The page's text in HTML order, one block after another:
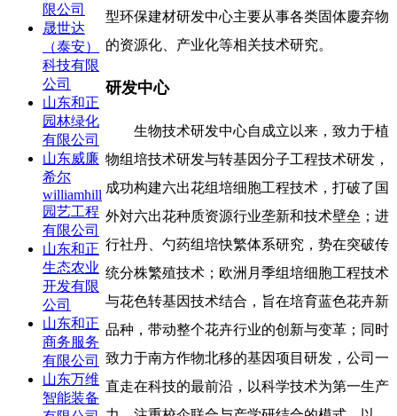
限公司
晟世达
（泰安）
科技有限
公司
山东和正
园林绿化
有限公司
山东威廉
希尔
williamhill
园艺工程
有限公司
山东和正
生态农业
开发有限
公司
山东和正
商务服务
有限公司
山东万维
智能装备
型环保建材研发中心主要从事各类固体慶弃物
的资源化、产业化等相关技术研究。
研发中心
生物技术研发中心自成立以来，致力于植
物组培技术研发与转基因分子工程技术研发，
成功构建六出花组培细胞工程技术，打破了国
外対六出花种质资源行业垄新和技术壁垒；进
行社丹、勺药组培快繁体系研究，势在突破传
统分株繁殖技术；欧洲月季组培细胞工程技术
与花色转基因技术结合，旨在培育蓝色花卉新
品种，带动整个花卉行业的创新与变革；同时
致力于南方作物北移的基因项目研发，公司一
直走在科技的最前沿，以科学技术为第一生产